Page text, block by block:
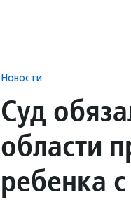
Новости
Суд
области
ребенка